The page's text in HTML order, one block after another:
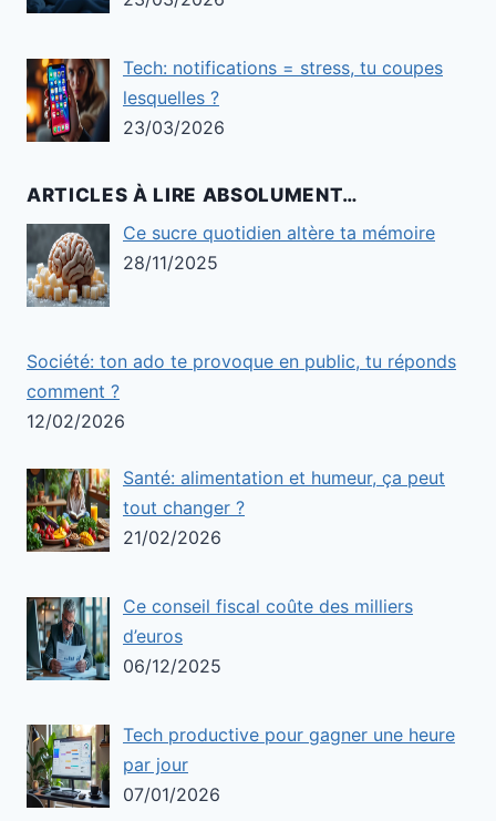
Tech: notifications = stress, tu coupes
lesquelles ?
23/03/2026
ARTICLES À LIRE ABSOLUMENT…
Ce sucre quotidien altère ta mémoire
28/11/2025
Société: ton ado te provoque en public, tu réponds
comment ?
12/02/2026
Santé: alimentation et humeur, ça peut
tout changer ?
21/02/2026
Ce conseil fiscal coûte des milliers
d’euros
06/12/2025
Tech productive pour gagner une heure
par jour
07/01/2026